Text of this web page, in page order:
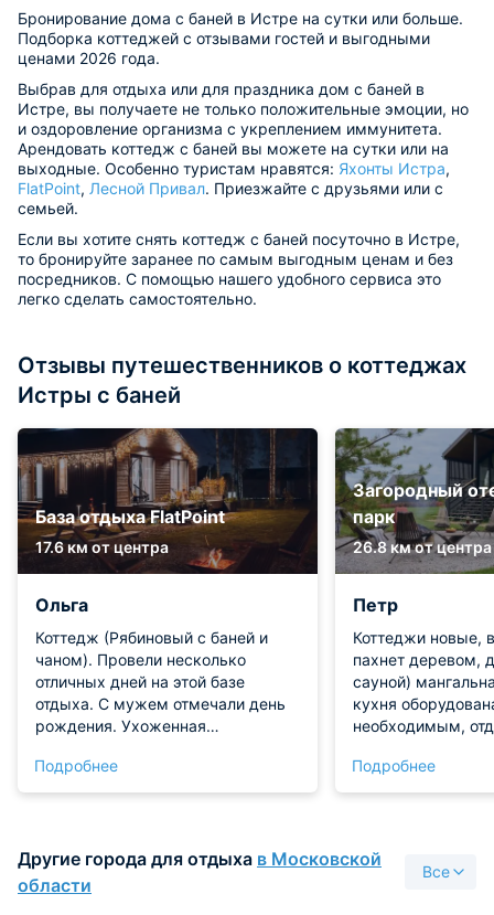
Бронирование дома с баней в Истре на сутки или больше.
Подборка коттеджей с отзывами гостей и выгодными
ценами 2026 года.
Выбрав для отдыха или для праздника дом с баней в
Истре, вы получаете не только положительные эмоции, но
и оздоровление организма с укреплением иммунитета.
Арендовать коттедж с баней вы можете на сутки или на
выходные. Особенно туристам нравятся: Яхонты Истра,
FlatPoint, Лесной Привал. Приезжайте с друзьями или с
семьей.
Если вы хотите снять коттедж с баней посуточно в Истре,
то бронируйте заранее по самым выгодным ценам и без
посредников. С помощью нашего удобного сервиса это
легко сделать самостоятельно.
Отзывы путешественников о коттеджах
Истры с баней
База отдыха FlatPoint
17.6 км от центра
Ольга
Коттедж (Рябиновый с баней и
чаном). Провели несколько
отличных дней на этой базе
отдыха. С мужем отмечали день
рождения. Ухоженная
всё необходимое для
проживания, баня супер, купель
нами был на связи, по всем
вопросам. Отдохнули просто
Подробнее
Загородный
парк
26.8 км от центра
Петр
Коттеджи новые,
пахнет деревом,
сауной)
кухня
необходимым,
Подробнее
Другие города для отдыха в Московской
области
Все